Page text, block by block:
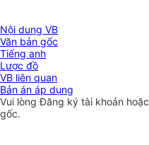
Nội dung VB
Văn bản gốc
Tiếng anh
Lược đồ
VB liên quan
Bản án áp dụng
Vui lòngĐăng ký tài khoản hoặc
gốc.